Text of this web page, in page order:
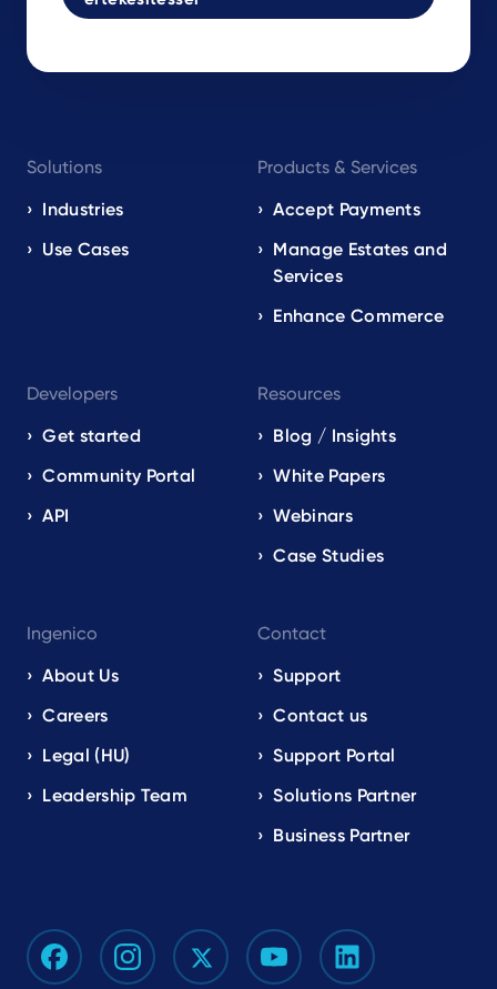
navigation
EN
Solutions
Industries
Use Cases
Products & Services
Accept Payments
Manage Estates and
Services
Enhance Commerce
Developers
Get started
Community Portal
API
Resources
Blog / Insights
White Papers
Webinars
Case Studies
Ingenico
About Us
Careers
Legal (HU)
Leadership Team
Contact
Support
Contact us
Support Portal
Solutions Partner
Business Partner